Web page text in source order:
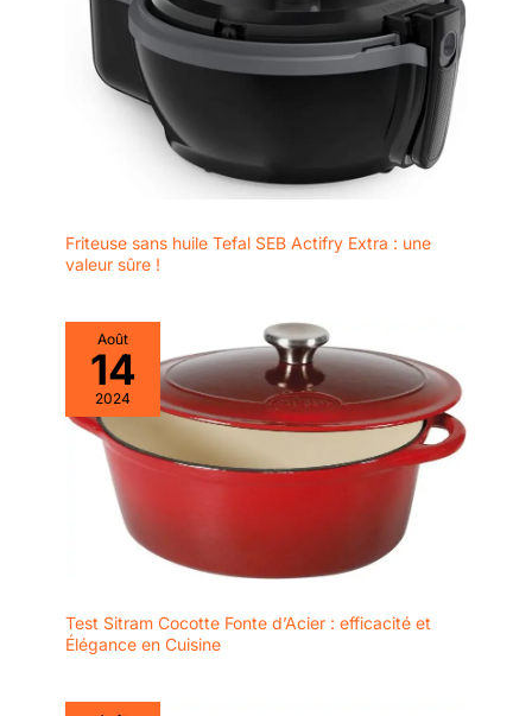
Friteuse sans huile Tefal SEB Actifry Extra : une
valeur sûre !
Août
14
2024
Test Sitram Cocotte Fonte d’Acier : efficacité et
Élégance en Cuisine